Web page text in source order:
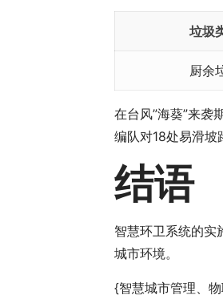
垃圾
厨余
在台风”海葵”来
编队对18处易滑坡
结语
智慧环卫系统的实
城市环境。
{智慧城市管理、